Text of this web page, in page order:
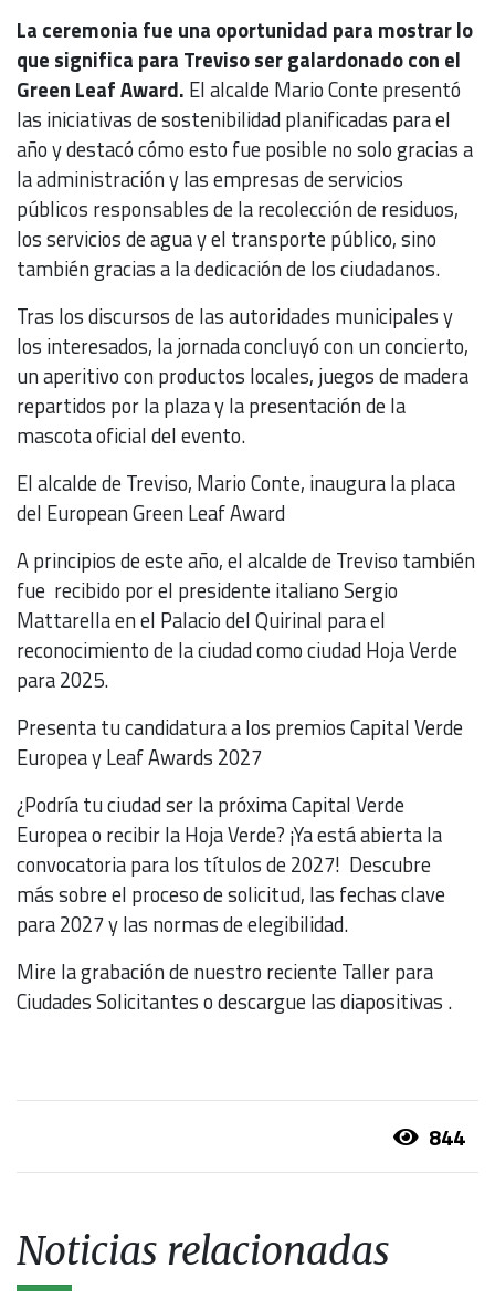
La ceremonia fue una oportunidad para mostrar lo
que significa para Treviso ser galardonado con el
Green Leaf Award. El alcalde Mario Conte presentó
las iniciativas de sostenibilidad planificadas para el
año y destacó cómo esto fue posible no solo gracias a
la administración y las empresas de servicios
públicos responsables de la recolección de residuos,
los servicios de agua y el transporte público, sino
también gracias a la dedicación de los ciudadanos.
Tras los discursos de las autoridades municipales y
los interesados, la jornada concluyó con un concierto,
un aperitivo con productos locales, juegos de madera
repartidos por la plaza y la presentación de la
mascota oficial del evento.
El alcalde de Treviso, Mario Conte, inaugura la placa
del European Green Leaf Award
A principios de este año, el alcalde de Treviso también
fue recibido por el presidente italiano Sergio
Mattarella en el Palacio del Quirinal para el
reconocimiento de la ciudad como ciudad Hoja Verde
para 2025.
Presenta tu candidatura a los premios Capital Verde
Europea y Leaf Awards 2027
¿Podría tu ciudad ser la próxima Capital Verde
Europea o recibir la Hoja Verde? ¡Ya está abierta la
convocatoria para los títulos de 2027! Descubre
más sobre el proceso de solicitud, las fechas clave
para 2027 y las normas de elegibilidad.
Mire la grabación de nuestro reciente Taller para
Ciudades Solicitantes o descargue las diapositivas .
844
Noticias relacionadas